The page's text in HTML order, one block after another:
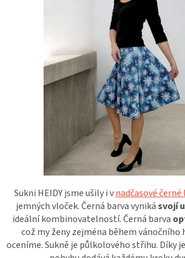
Sukni HEIDY jsme ušily i vnadčasové černé
jemných vloček. Černá barva vynikásvojí
ideální kombinovatelností. Černá barva
což my ženy zejména během vánočního
oceníme. Sukně je půlkolového střihu. Díky